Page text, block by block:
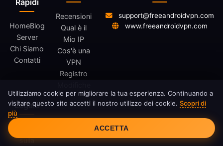
Rapidi
HomeBlog
Server
Chi Siamo
Contatti
Recensioni
Qual è il
Mio IP
Cos'è una
VPN
Registro
Legale
Informativa
sulla
support@freeandroidvpn.com
www.freeandroidvpn.com
Consenso Cookie
Utilizziamo cookie per migliorare la tua esperienza. Continuando a
visitare questo sito accetti il nostro utilizzo dei cookie. Scopri di
più
ACCETTA